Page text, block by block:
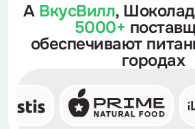
А ВкусВилл,
5000+
обеспечивают
городах